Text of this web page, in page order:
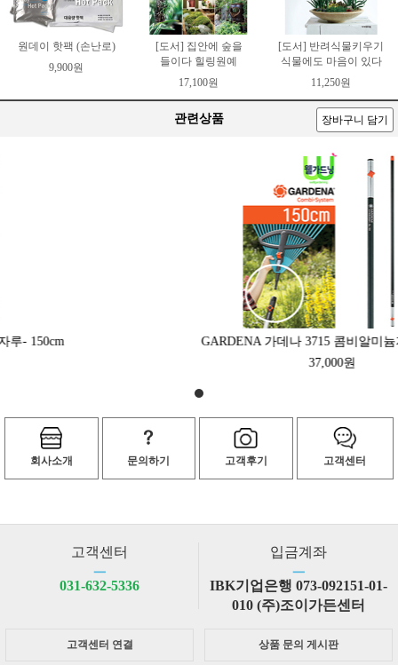
원데이 핫팩 (손난로)
9,900원
[도서] 집안에 숲을
들이다 힐링원예
17,100원
[도서] 반려식물키우기
식물에도 마음이 있다
11,250원
관련상품 장바구니 담기
GARDENA 가데나 3715 콤비알미늄자루- 150cm
회사소개 문의하기 고객후기 고객센터
고객센터
ㅡ
031-632-5336
입금계좌
ㅡ
IBK기업은행 073-092151-01-
010 (주)조이가든센터
고객센터 연결 상품 문의 게시판